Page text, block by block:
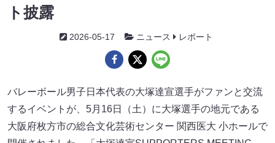
ト披露
2026-05-17 ニュース レポート
バレーボール男子日本代表の大塚達宣選手がファンと交流
するイベントが、5月16日（土）に大塚選手の地元である
大阪府枚方市の総合文化芸術センター 関西医大 小ホールで